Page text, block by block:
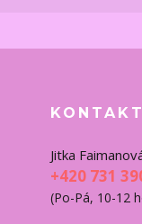
Jitka
+420 731
(Po-Pá, 10-12